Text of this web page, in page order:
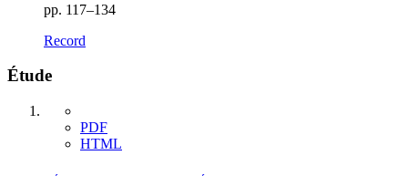
pp. 117–134
Record
Étude
PDF
HTML